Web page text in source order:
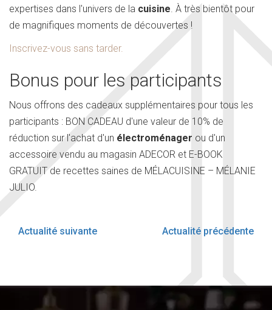
expertises dans l'univers de la cuisine. À très bientôt pour
de magnifiques moments de découvertes !
Inscrivez-vous sans tarder.
Bonus pour les participants
Nous offrons des cadeaux supplémentaires pour tous les
participants : BON CADEAU d'une valeur de 10% de
réduction sur l'achat d'un électroménager ou d'un
accessoire vendu au magasin ADECOR et E-BOOK
GRATUIT de recettes saines de MÉLACUISINE – MÉLANIE
JULIO.
Actualité suivante Actualité précédente